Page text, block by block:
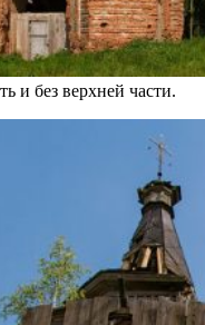
и без верхней части.